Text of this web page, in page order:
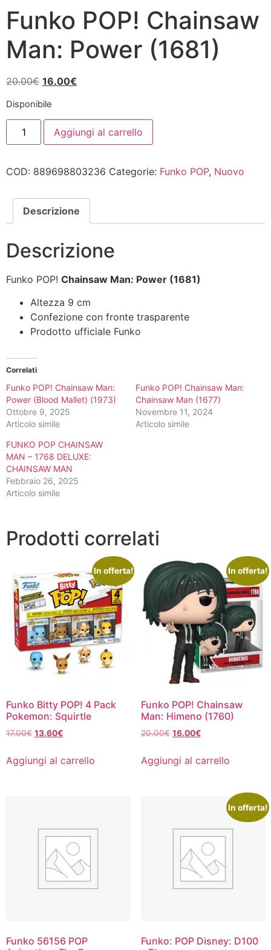
Funko POP! Chainsaw
Man: Power (1681)
20.00€ Il
originale
era:
20.00€.
16.00€
16.00€.
Disponibile
Funko
POP!
Chainsaw
(1681)
Aggiungi al carrello
COD: 889698803236 Categorie: Funko POP, Nuovo
Descrizione
Descrizione
Funko POP! Chainsaw Man: Power (1681)
Altezza 9 cm
Confezione con fronte trasparente
Prodotto ufficiale Funko
Correlati
Funko POP! Chainsaw Man:
Power (Blood Mallet) (1973)
Ottobre 9, 2025
Articolo simile
Funko POP! Chainsaw Man:
Chainsaw Man (1677)
Novembre 11, 2024
Articolo simile
FUNKO POP CHAINSAW
MAN – 1768 DELUXE:
CHAINSAW MAN
Febbraio 26, 2025
Articolo simile
Prodotti correlati
In offerta!
Funko Bitty POP! 4 Pack
Pokemon: Squirtle
17.00€ Il
originale
era:
13.60€Il
attuale
Aggiungi al carrello
In offerta!
Funko POP! Chainsaw
Man: Himeno (1760)
20.00€ Il
originale
era:
16.00€Il
attuale
Aggiungi al carrello
Funko 56156 POP
In offerta!
Funko: POP Disney: D100